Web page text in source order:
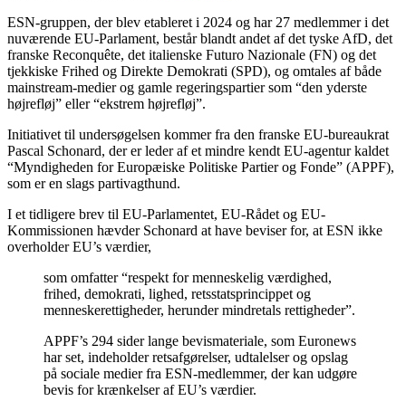
ESN-gruppen, der blev etableret i 2024 og har 27 medlemmer i det
nuværende EU-Parlament, består blandt andet af det tyske AfD, det
franske Reconquête, det italienske Futuro Nazionale (FN) og det
tjekkiske Frihed og Direkte Demokrati (SPD), og omtales af både
mainstream-medier og gamle regeringspartier som “den yderste
højrefløj” eller “ekstrem højrefløj”.
Initiativet til undersøgelsen kommer fra den franske EU-bureaukrat
Pascal Schonard, der er leder af et mindre kendt EU-agentur kaldet
“Myndigheden for Europæiske Politiske Partier og Fonde” (APPF),
som er en slags partivagthund.
I et tidligere brev til EU-Parlamentet, EU-Rådet og EU-
Kommissionen hævder Schonard at have beviser for, at ESN ikke
overholder EU’s værdier,
som omfatter “respekt for menneskelig værdighed,
frihed, demokrati, lighed, retsstatsprincippet og
menneskerettigheder, herunder mindretals rettigheder”.
APPF’s 294 sider lange bevismateriale, som Euronews
har set, indeholder retsafgørelser, udtalelser og opslag
på sociale medier fra ESN-medlemmer, der kan udgøre
bevis for krænkelser af EU’s værdier.